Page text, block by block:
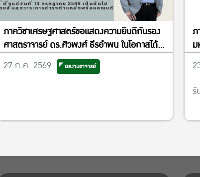
ภาควิชาเศรษฐศาสตร์ขอแสดงความยินดีกับรอง
ศาสตราจารย์ ดร.ศิวพงศ์ ธีรอำพน ในโอกาสได้
รับแต่งตั้งให้ดำรงตำแหน่งรองคณบดีฝ่ายวิจัย
และพันธกิจเพื่อสังคม
27 ก.ค. 2569 ผลงานอาจารย์
ภ
รั